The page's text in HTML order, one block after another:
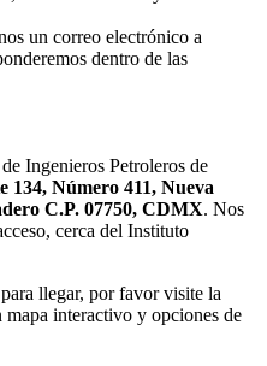
un correo electrónico a
dentro de las
Ingenieros Petroleros de
134, Número 411, Nueva
C.P. 07750, CDMX. Nos
cerca del Instituto
llegar, por favor visite la
interactivo y opciones de